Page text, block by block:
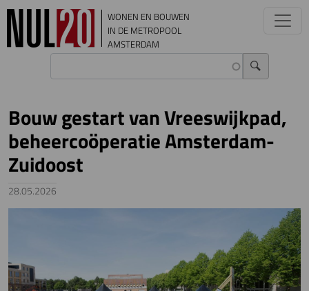
Overslaan en naar de inhoud gaan
WONEN EN BOUWEN
IN DE METROPOOL
AMSTERDAM
Bouw gestart van Vreeswijkpad,
beheercoöperatie Amsterdam-
Zuidoost
28.05.2026